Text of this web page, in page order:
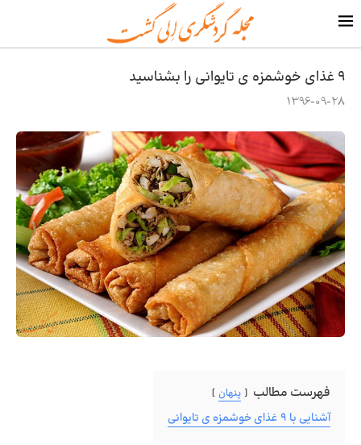
۹ غذای خوشمزه ی تایوانی را بشناسید
1396-09-28
فهرست مطالب پنهان
آشنایی با ۹ غذای خوشمزه ی تایوانی